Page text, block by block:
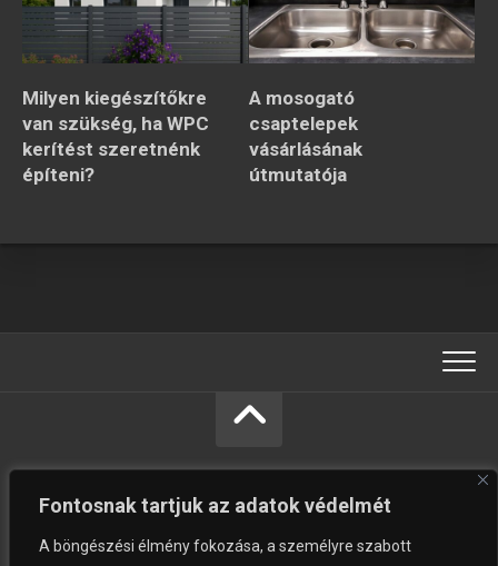
Fontosnak tartjuk az adatok védelmét
A böngészési élmény fokozása, a személyre szabott
Milyen kiegészítőkre
van szükség, ha WPC
kerítést szeretnénk
építeni?
A mosogató
csaptelepek
vásárlásának
útmutatója